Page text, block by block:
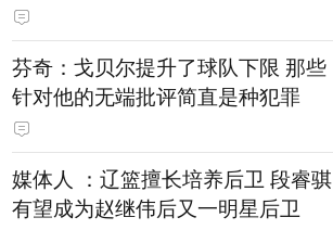
芬奇：戈贝尔提升了球队下限 那些
针对他的无端批评简直是种犯罪
媒体人 ：辽篮擅长培养后卫 段睿骐
有望成为赵继伟后又一明星后卫